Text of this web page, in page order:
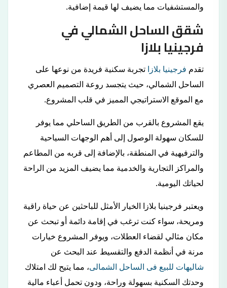
والمستشفيات مما يضيف لها قيمة إضافية.
شقق الساحل الشمالي في
فرجينيا بلازا
تقدم فرجينيا بلازا تجربة سكنية فريدة من نوعها على
الساحل الشمالي، حيث يتجسد روعة التصميم العصري
مع الموقع الاستراتيجي المميز في قلب المشروع.
يقع المشروع بالقرب من الطريق الساحلي مما يوفر
للسكان سهولة الوصول إلى أهم الوجهات السياحية
والترفيهية في المنطقة، بالإضافة إلى قربه من المطاعم
والمراكز التجارية والخدمية مما يضيف المزيد من الراحة
لحياتك اليومية.
ويعتبر فرجينيا بلازا الخيار الأمثل للباحثين عن حياة راقية
ومريحة، سواء كنت ترغب في إقامة دائمة أو تبحث عن
مكان مثالي لقضاء العطلات، ويوفر المشروع خيارات
مرنة في أنظمة الدفع والتقسيط عند البحث عن
شاليهات للبيع فى الساحل الشمالى، مما يتيح لك امتلاك
وحدتك السكنية بسهولة وراحة، ودون تحمل أعباء مالية